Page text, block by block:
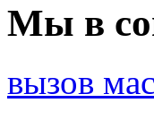
Мы в
вызов